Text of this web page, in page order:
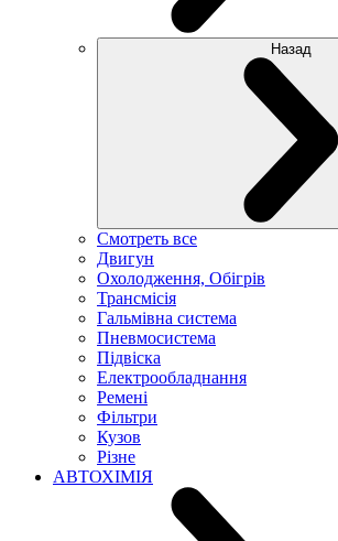
Назад
Смотреть все
Двигун
Охолодження, Обігрів
Трансмісія
Гальмівна система
Пневмосистема
Підвіска
Електрообладнання
Ремені
Фільтри
Кузов
Різне
АВТОХІМІЯ